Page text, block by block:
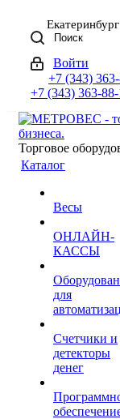
Екатеринбург
Поиск
Войти
+7 (343)
+7 (343) 363-
Торговое
Каталог
Весы
ОНЛАЙН-
КАССЫ
для
Счетчики и
детекторы
денег